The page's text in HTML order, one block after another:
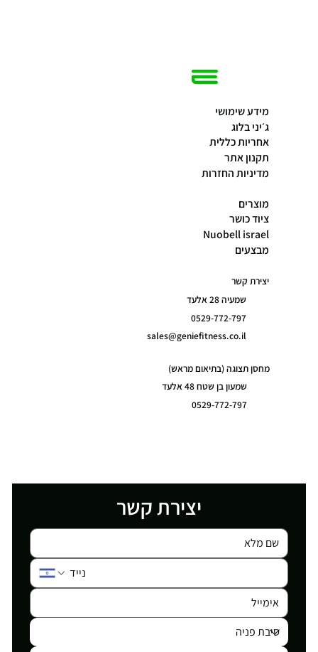
מידע שימושי
ג׳יני בלוג
אחריות כללית
תקנון אתר
מדיניות החזרות
מוצרים
ציוד כושר
Nuobell israel
מבצעים
יצירת קשר
שמעיה 28 אלעד
0529-772-797
sales@geniefitness.co.il
מחסן תצוגה (בתיאום מראש)
שמעון בן שטח 48 אלעד
0529-772-797
יצירת קשר